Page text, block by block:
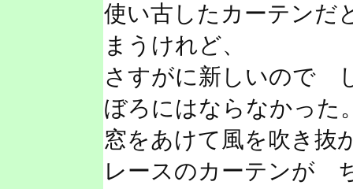
使い古したカーテン
まうけれど、
さすがに新しいので
ぼろにはならなかった
窓をあけて風を吹き抜
レースのカーテンが